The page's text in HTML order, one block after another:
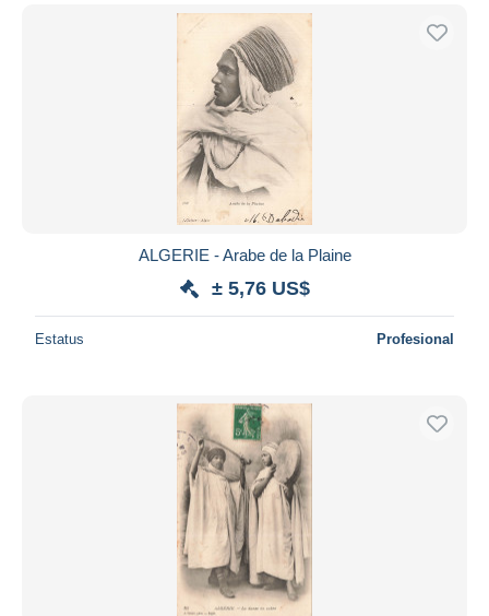
ALGERIE - Arabe de la Plaine
± 5,76 US$
Estatus Profesional